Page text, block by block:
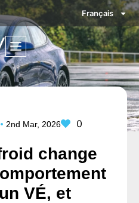
Français
2nd Mar, 2026 0
change
VÉ, et